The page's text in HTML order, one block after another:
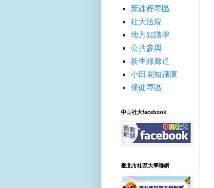
新課程專區
社大法規
地方知識學
公共參與
新生綠廊道
小田園知識庫
保健專區
中山社大facebook
臺北市社區大學聯網